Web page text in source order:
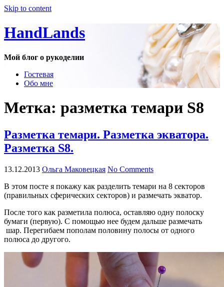
Skip to content
HandLands
Мой блог о рукоделии
Гостевая
Обо мне
Метка: разметка темари S8
Разметка темари. Разметка экватора.
Разметка S8.
13.12.2013 Ольга Маковецкая No Comments
В этом посте я покажу как разделить темари на 8 секторов
(правильных сферических секторов) и размечать экватор.
После того как разметила полюса, оставляю одну полоску
бумаги (первую). С помощью нее будем дальше размечать
шар. Перегибаем пополам половину полосы от одного
полюса до другого.